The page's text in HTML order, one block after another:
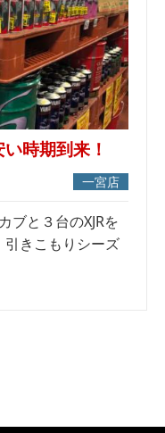
時期到来！
一宮店
ブと３台のXJRを
きこもりシーズ